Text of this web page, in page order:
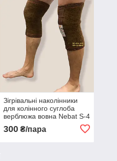
Зігрівальні наколінники
для колінного суглоба
верблюжа вовна Nebat S-4
300₴/пара